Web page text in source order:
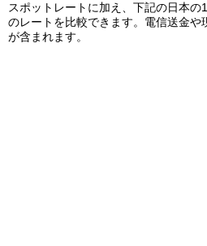
スポットレートに加え、下記の日本の
のレートを比較できます。電信送金や
が含まれます。